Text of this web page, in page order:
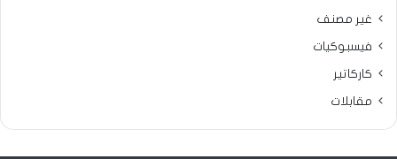
غير مصنف
فيسبوكيات
كاركاتير
مقابلات